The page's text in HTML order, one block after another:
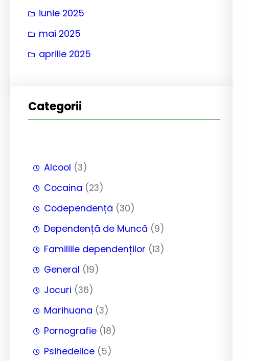
iunie 2025
mai 2025
aprilie 2025
Categorii
Alcool (3)
Cocaina (23)
Codependență (30)
Dependență de Muncă (9)
Familiile dependenților (13)
General (19)
Jocuri (36)
Marihuana (3)
Pornografie (18)
Psihedelice (5)